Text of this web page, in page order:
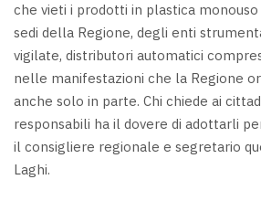
che vieti i prodotti in plastica
sedi della Regione, degli enti
vigilate, distributori automatici
nelle manifestazioni che la Regione
anche solo in parte. Chi chiede ai
responsabili ha il dovere di adottarli
il consigliere regionale e segretario
Laghi.